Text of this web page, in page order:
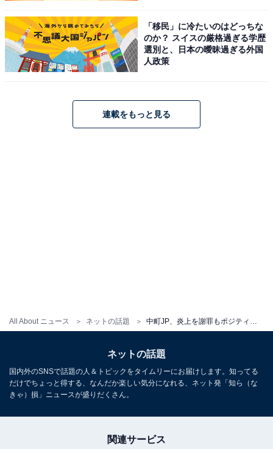
All About ニュース ネットの話題
「移民」に冷たいのはどっちな
のか？ スイスの厳格過ぎる学歴
選別と、日本の曖昧過ぎる外国
人政策
連載をもっと見る
ネットの話題
国内外のSNSで話題の人＆トピックをタイムリーにお届けします。知ってる
だけでちょっと得する、なんだか楽しい気分になれる、ネット発「知ら（な
きゃ）損」ニュースが盛りだくさん。
関連サービス